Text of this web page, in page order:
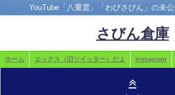
YouTube「八重雲」「わびさびん」の未
さびん倉庫
ホーム エックス（旧ツイッター）だよ instagram